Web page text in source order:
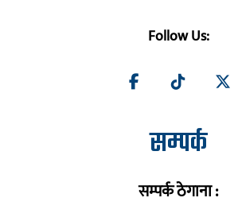
Follow Us:
सम्पर्क
सम्पर्क ठेगाना :